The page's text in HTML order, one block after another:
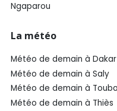
Ngaparou
La météo
Météo de demain à Dakar
Météo de demain à Saly
Météo de demain à Touba
Météo de demain à Thiès